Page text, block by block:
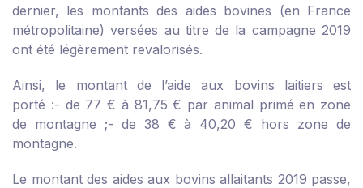
dernier, les montants des aides bovines (en France
métropolitaine) versées au titre de la campagne 2019
ont été légèrement revalorisés.
Ainsi, le montant de l’aide aux bovins laitiers est
porté :- de 77 € à 81,75 € par animal primé en zone
de montagne ;- de 38 € à 40,20 € hors zone de
montagne.
Le montant des aides aux bovins allaitants 2019 passe,